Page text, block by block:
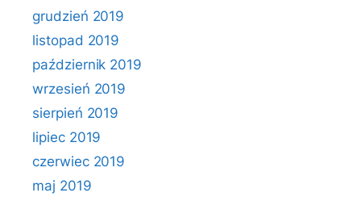
grudzień 2019
listopad 2019
październik 2019
wrzesień 2019
sierpień 2019
lipiec 2019
czerwiec 2019
maj 2019